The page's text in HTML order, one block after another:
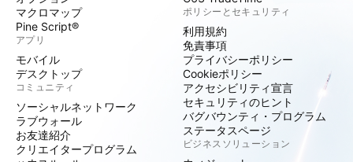
マクロマップ
Pine Script®
アプリ
モバイル
デスクトップ
コミュニティ
ソーシャルネットワーク
ラブウォール
お友達紹介
クリエイタープログラム
ポリシーとセキュリティ
利用規約
免責事項
プライバシーポリシー
Cookieポリシー
アクセシビリティ宣言
セキュリティのヒント
バグバウンティ・プログラム
ステータスページ
ビジネスソリューション